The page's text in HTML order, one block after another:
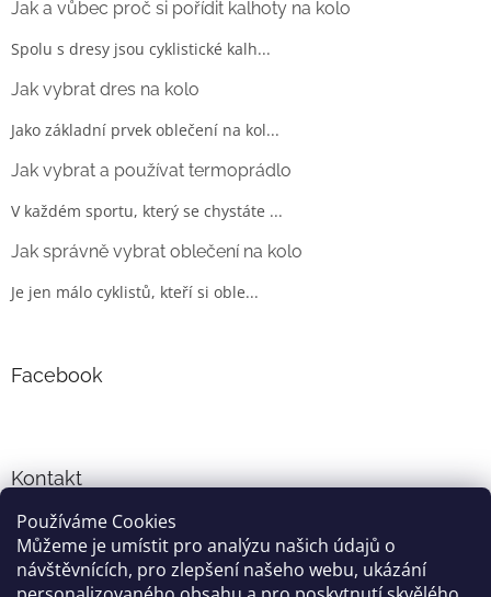
Používáme Cookies
Můžeme je umístit pro analýzu našich údajů o
návštěvnících, pro zlepšení našeho webu, ukázání
Jak a vůbec proč si pořídit kalhoty na kolo
Spolu s dresy jsou cyklistické kalh...
Jak vybrat dres na kolo
Jako základní prvek oblečení na kol...
Jak vybrat a používat termoprádlo
V každém sportu, který se chystáte ...
Jak správně vybrat oblečení na kolo
Je jen málo cyklistů, kteří si oble...
Facebook
Kontakt
info@cyklo-obleceni.cz
+420777081700
jsme na facebooku